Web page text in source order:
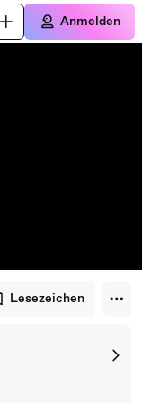
Anmelden
Lesezeichen